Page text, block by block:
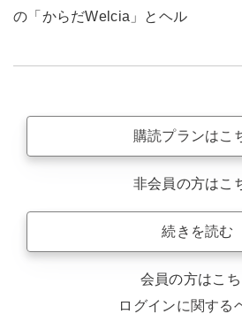
の「からだWelcia」とヘル
購読プランはこ
非会員の方はこ
続きを読む
会員の方はこち
ログインに関する